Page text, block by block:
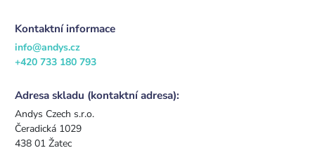
Kontaktní informace
info@andys.cz
+420 733 180 793
Adresa skladu (kontaktní adresa):
Andys Czech s.r.o.
Čeradická 1029
438 01 Žatec